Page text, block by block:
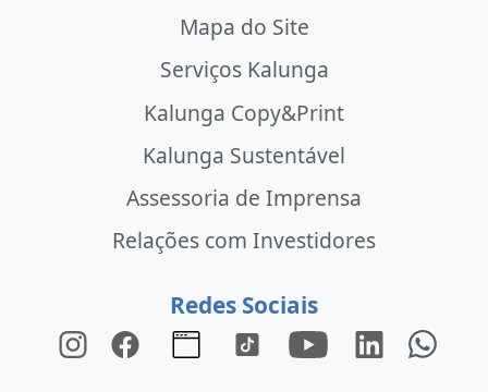
Mapa do Site
Serviços Kalunga
Kalunga Copy&Print
Kalunga Sustentável
Assessoria de Imprensa
Relações com Investidores
Redes Sociais